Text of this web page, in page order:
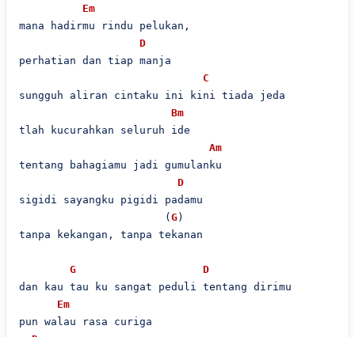
Em
mana hadirmu rindu pelukan,
D
perhatian dan tiap manja
C
sungguh aliran cintaku ini kini tiada jeda
Bm
tlah kucurahkan seluruh ide
Am
tentang bahagiamu jadi gumulanku
D
sigidi sayangku pigidi padamu
                       (
G)
tanpa kekangan, tanpa tekanan
G
D
dan kau tau ku sangat peduli tentang dirimu
Em
pun walau rasa curiga